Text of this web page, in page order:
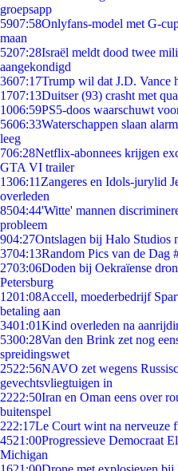
groepsapp
5907:58Onlyfans-model met G-
maan
5207:28Israël meldt dood twee
aangekondigd
3607:17Trump wil dat J.D. Vance
1707:13Duitser (93) crasht met
1006:59PS5-doos waarschuwt
5606:33Waterschappen slaan
leeg
706:28Netflix-abonnees krijgen
GTA VI trailer
1306:11 Zangeres en Idols-jurylid
overleden
8504:44'Witte' mannen
probleem
904:27Ontslagen bij Halo Studios
3704:13Random Pics van de Dag
2703:06Doden bij Oekraïense
Petersburg
1201:08Accell, moederbedrijf
betaling aan
3401:01Kind overleden na
5300:28Van den Brink zet nog
spreidingswet
2522:56NAVO zet wegens
gevechtsvliegtuigen in
2222:50Iran en Oman eens over
buitenspel
222:17Le Court wint na nerveuze
4521:00Progressieve Democraat
Michigan